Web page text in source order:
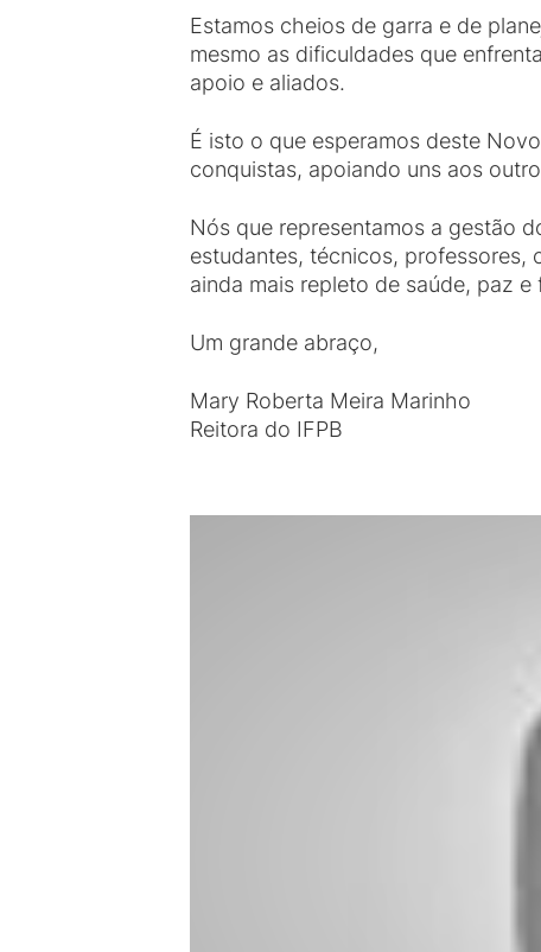
Estamos cheios de garra e de
mesmo as dificuldades que
apoio e aliados.
É isto o que esperamos deste
conquistas, apoiando uns aos
Nós que representamos a gestão
estudantes, técnicos, professores,
ainda mais repleto de saúde, paz e
Um grande abraço,
Mary Roberta Meira Marinho
Reitora do IFPB